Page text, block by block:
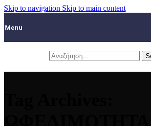
Skip to navigation Skip to main content
Menu